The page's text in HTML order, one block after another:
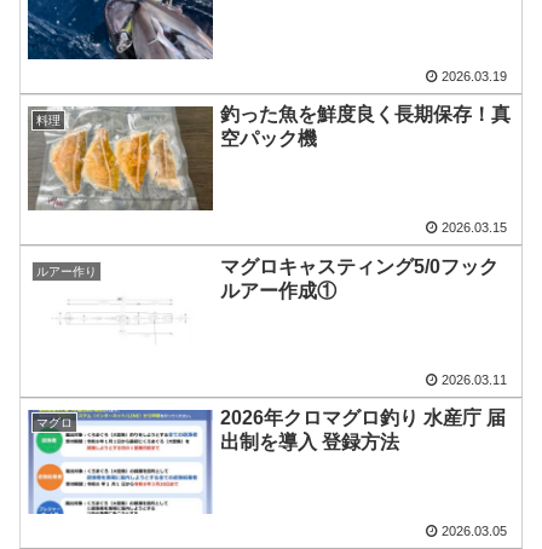
2026.03.19
料理
釣った魚を鮮度良く長期保存！真
空パック機
2026.03.15
ルアー作り
マグロキャスティング5/0フック
ルアー作成①
2026.03.11
マグロ
2026年クロマグロ釣り 水産庁 届
出制を導入 登録方法
2026.03.05